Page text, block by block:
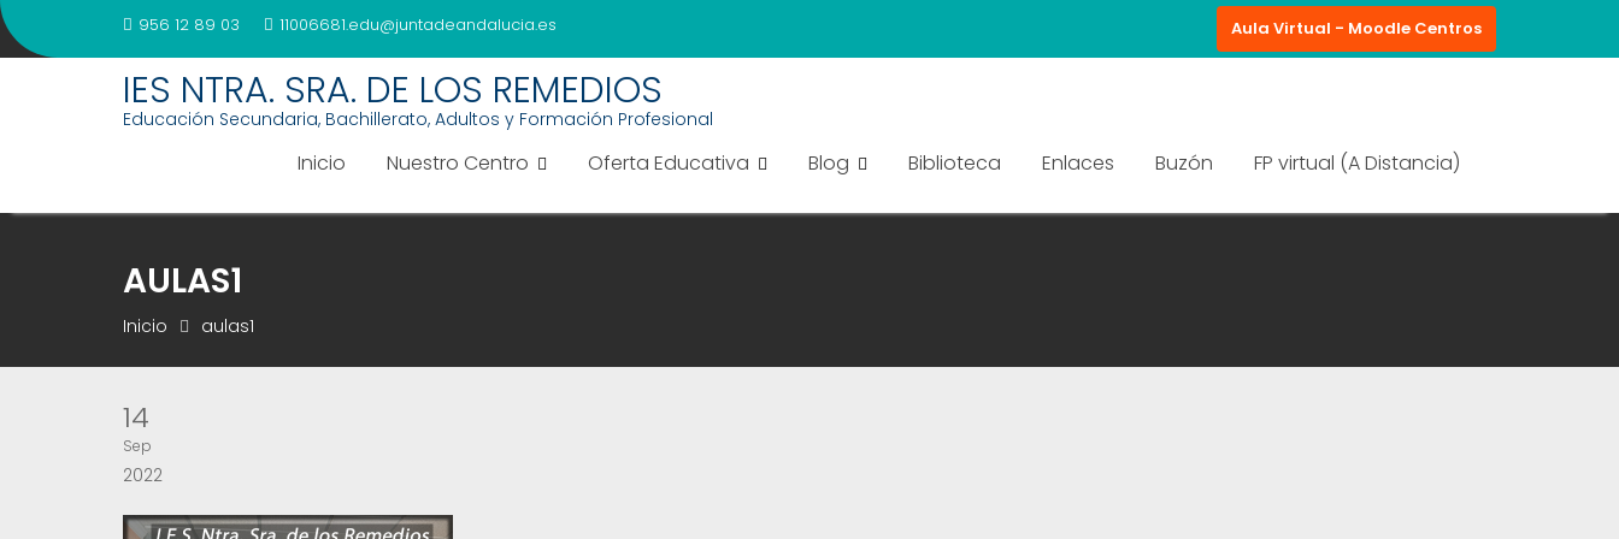
Saltar
al
956 12 89 03 11006681.edu@juntadeandalucia.es Aula Virtual - Moodle Centros
IES NTRA. SRA. DE LOS REMEDIOS
Educación Secundaria, Bachillerato, Adultos y Formación Profesional
Inicio Nuestro Centro Oferta Educativa Blog Biblioteca Enlaces Buzón FP virtual (A Distancia)
AULAS1
Inicio aulas1
14
Sep
2022